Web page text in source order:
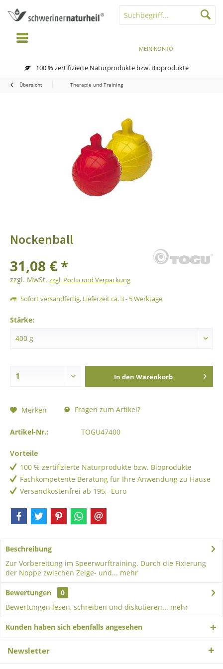
100 % zertifizierte Naturprodukte bzw. Bioprodukte
MEIN KONTO
Übersicht Therapie und Training
Nockenball
31,08 € *
zzgl. MwSt. zzgl. Porto und Verpackung
Sofort versandfertig, Lieferzeit ca. 3 - 5 Werktage
Stärke:
In den Warenkorb
Merken Fragen zum Artikel?
Artikel-Nr.: TOGU47400
Vorteile
100 % zertifizierte Naturprodukte bzw. Bioprodukte
Fachkompetente Beratung für Ihre Anwendung zu Hause
Versandkostenfrei ab 195,- Euro
Beschreibung
Zur Vorbereitung im Speerwurftraining. Durch die Fixierung
der Noppe zwischen Zeige- und... mehr
Bewertungen
0
Bewertungen lesen, schreiben und diskutieren... mehr
Kunden haben sich ebenfalls angesehen
Newsletter